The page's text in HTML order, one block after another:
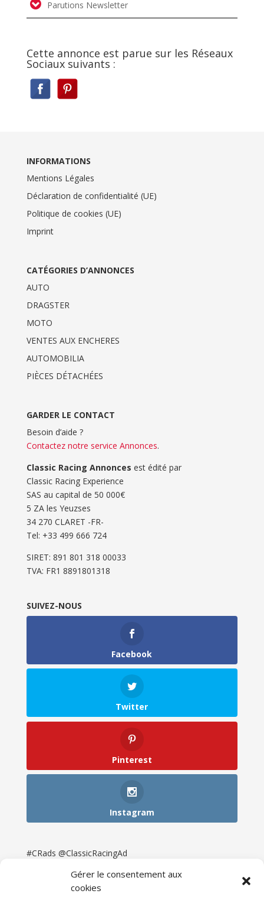
Gérer le consentement aux
cookies
Parutions Newsletter
Cette annonce est parue sur les Réseaux
Sociaux suivants :
INFORMATIONS
Mentions Légales
Déclaration de confidentialité (UE)
Politique de cookies (UE)
Imprint
CATÉGORIES D’ANNONCES
AUTO
DRAGSTER
MOTO
VENTES AUX ENCHERES
AUTOMOBILIA
PIÈCES DÉTACHÉES
GARDER LE CONTACT
Besoin d’aide ?
Contactez notre service Annonces.
Classic Racing Annonces est édité par
Classic Racing Experience
SAS au capital de 50 000€
5 ZA les Yeuzses
34 270 CLARET -FR-
Tel: ‭+33 499 666 724‬
SIRET: 891 801 318 00033
TVA: FR1 8891801318
SUIVEZ-NOUS
Facebook
Twitter
Pinterest
Instagram
#CRads @ClassicRacingAd